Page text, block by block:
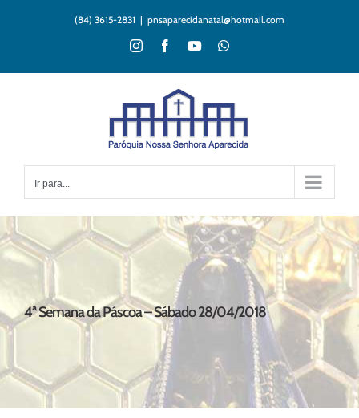
(84) 3615-2831 | pnsaparecidanatal@hotmail.com
InstagramFacebookYouTubeWhatsApp
Ir para...
4ª Semana da Páscoa – Sábado 28/04/2018